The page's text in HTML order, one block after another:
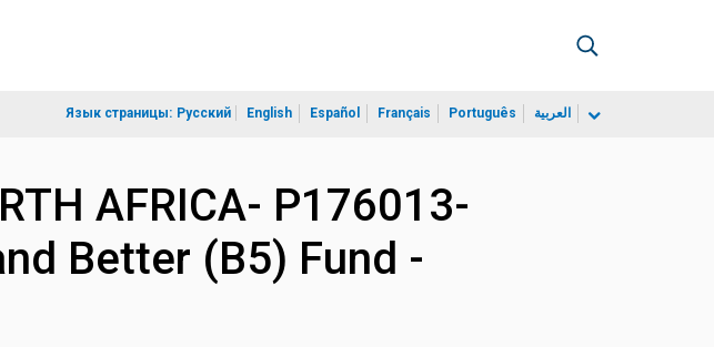
Язык страницы: Русский English Español Français Português العربية
AFRICA- P176013-
Better (B5) Fund -